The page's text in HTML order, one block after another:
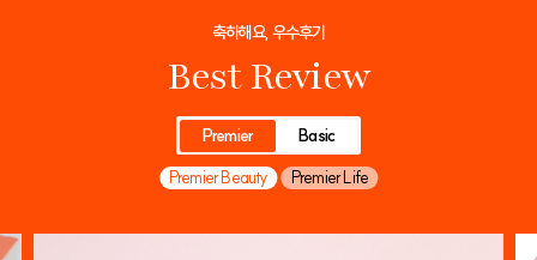
축하해요, 우수후기
Best Review
Premier
Basic
Premier Beauty
Premier Life